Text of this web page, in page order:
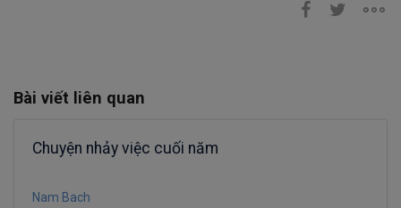
Bài viết liên quan
Chuyện nhảy việc cuối năm
Nam Bach